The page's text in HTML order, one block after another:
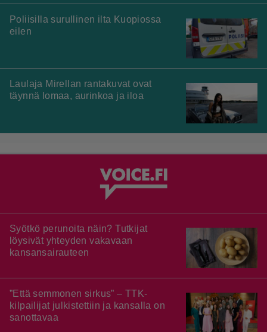
Poliisilla surullinen ilta Kuopiossa
eilen
Laulaja Mirellan rantakuvat ovat
täynnä lomaa, aurinkoa ja iloa
Syötkö perunoita näin? Tutkijat
löysivät yhteyden vakavaan
kansansairauteen
”Että semmonen sirkus” – TTK-
kilpailijat julkistettiin ja kansalla on
sanottavaa